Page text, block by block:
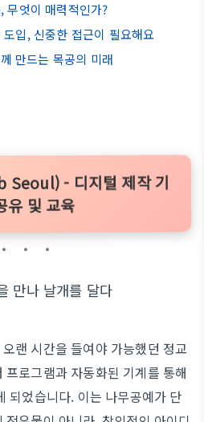
무엇이 매력적인가?
입, 신중한 접근이 필요해요
만드는 목공의 미래
Seoul) - 디지털 제작 기
유 및 교육
만나 날개를 달다
랜 시간을 들여야 가능했던 정교
로그램과 자동화된 기계를 통해
되었습니다. 이는 나무공예가 단